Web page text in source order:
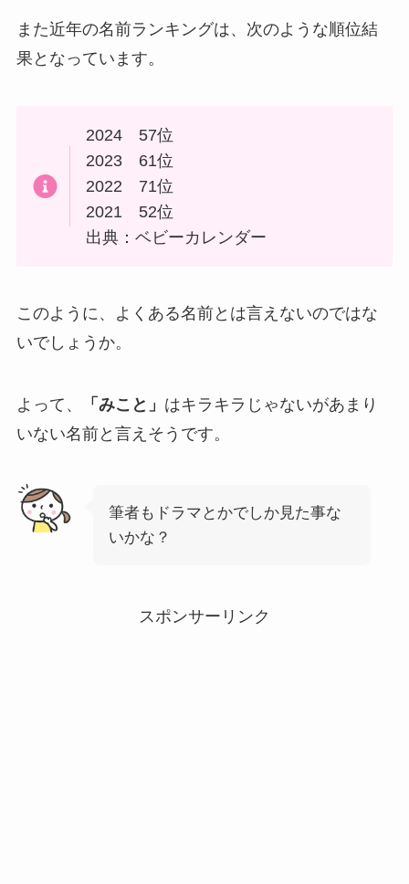
また近年の名前ランキングは、次のような順位結
果となっています。
2024 57位
2023 61位
2022 71位
2021 52位
出典：ベビーカレンダー
このように、よくある名前とは言えないのではな
いでしょうか。
よって、 「みこと」 はキラキラじゃないがあまり
いない名前と言えそうです。
筆者もドラマとかでしか見た事な
いかな？
スポンサーリンク